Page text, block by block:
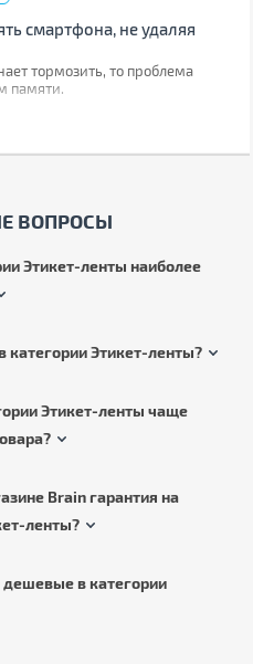
смартфона, не удаляя
тормозить, то проблема
памяти.
ВОПРОСЫ
Этикет-ленты наиболее
категории Этикет-ленты?
Этикет-ленты чаще
Brain гарантия на
ленты?
в категории